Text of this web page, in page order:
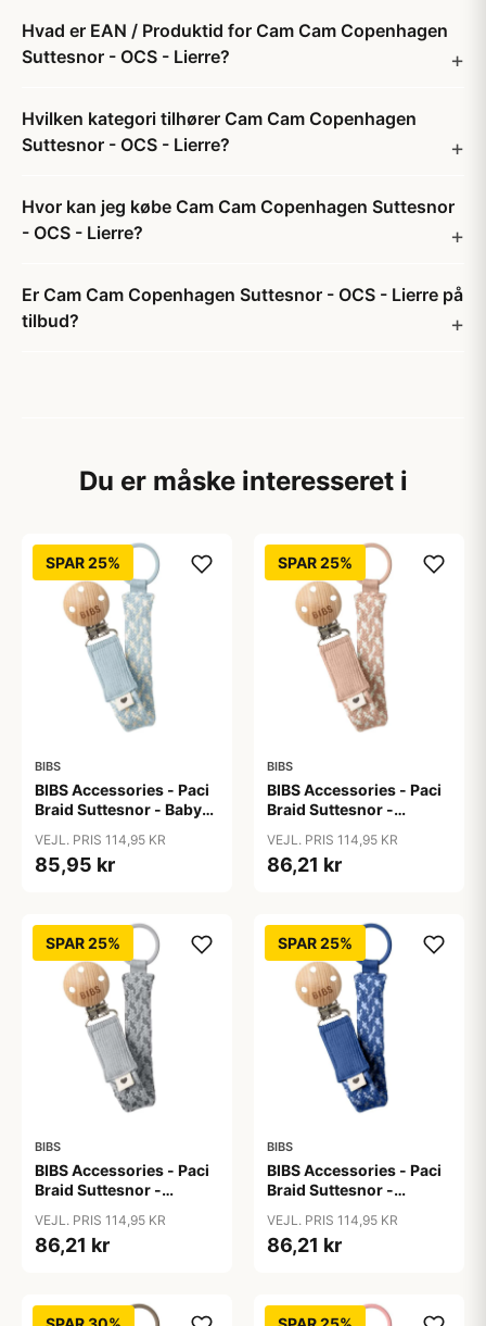
Hvad er EAN / Produktid for Cam Cam Copenhagen
Suttesnor - OCS - Lierre?
Hvilken kategori tilhører Cam Cam Copenhagen
Suttesnor - OCS - Lierre?
Hvor kan jeg købe Cam Cam Copenhagen Suttesnor
- OCS - Lierre?
Er Cam Cam Copenhagen Suttesnor - OCS - Lierre på
tilbud?
Du er måske interesseret i
SPAR 25%
BIBS
BIBS Accessories - Paci
Braid Suttesnor - Baby
VEJL. PRIS 114,95 KR
85,95 kr
SPAR 25%
BIBS
BIBS Accessories - Paci
Braid Suttesnor -
VEJL. PRIS 114,95 KR
86,21 kr
SPAR 25%
BIBS
BIBS Accessories - Paci
Braid Suttesnor -
VEJL. PRIS 114,95 KR
86,21 kr
SPAR 25%
BIBS
BIBS Accessories - Paci
Braid Suttesnor -
VEJL. PRIS 114,95 KR
86,21 kr